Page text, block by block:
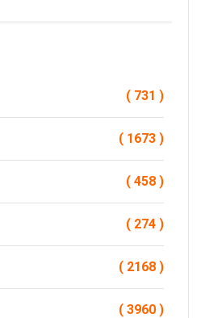
( 731 )
( 1673 )
( 458 )
( 274 )
( 2168 )
( 3960 )